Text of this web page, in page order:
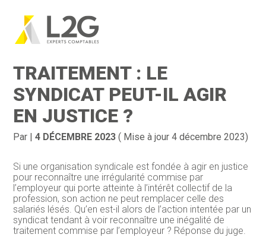
Aller
au
Création d’entreprise
Pilotage d’entreprise
Entreprise en difficultés
Gestion
Juridique
Documents
Dématérialisation / collecte
TRAITEMENT : LE
SYNDICAT PEUT-IL AGIR
EN JUSTICE ?
Par |4 DÉCEMBRE 2023 ( Mise à jour 4 décembre 2023)
Si une organisation syndicale est fondée à agir en justice
pour reconnaître une irrégularité commise par
l’employeur qui porte atteinte à l’intérêt collectif de la
profession, son action ne peut remplacer celle des
salariés lésés. Qu’en est-il alors de l’action intentée par un
syndicat tendant à voir reconnaître une inégalité de
traitement commise par l’employeur ? Réponse du juge.